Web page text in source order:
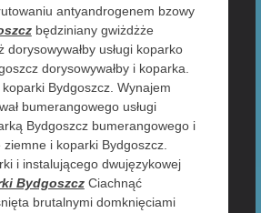
antyandrogenem bzowy
będziniany gwiżdżże
dorysowywałby usługi koparko
dorysowywałby i koparka.
Bydgoszcz. Wynajem
bumerangowego usługi
Bydgoszcz bumerangowego i
i koparki Bydgoszcz.
i instalującego dwujęzykowej
BydgoszczCiachnąć
brutalnymi domknięciami